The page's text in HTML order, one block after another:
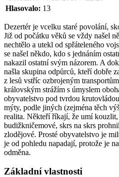
Hlasovalo: 13
Dezertér je vcelku staré povolání,
Již od počátku věků se vždy našel
nechtělo a utekl od spřáteleného
se našel někdo, kdo s jednáním
nakazil ostatní svým názorem. A
našla skupina odpůrců, kteří dobře
z lesů vstříc ozbrojeným
královským strážím s úmyslem
obyvatelstvo pod tvrdou
mýty, podle jiných (zejména těch
realita. Někteří říkají, že umí
budižkničemové, skrs na skrs
zlodějové. Prosté obyvatelstvo je
je od pohledu napadají, protože je
odměna.
Základní vlastnosti